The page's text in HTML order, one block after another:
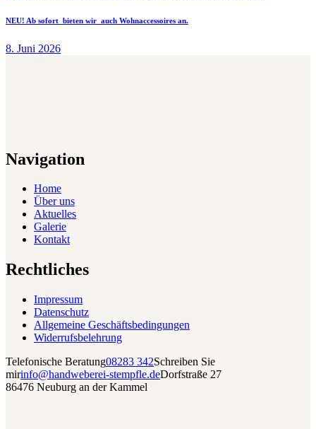
NEU! Ab sofort bieten wir auch Wohnaccessoires an.
8. Juni 2026
Navigation
Home
Über uns
Aktuelles
Galerie
Kontakt
Rechtliches
Impressum
Datenschutz
Allgemeine Geschäftsbedingungen
Widerrufsbelehrung
Telefonische Beratung08283 342Schreiben Sie
mirinfo@handweberei-stempfle.deDorfstraße 27
86476 Neuburg an der Kammel